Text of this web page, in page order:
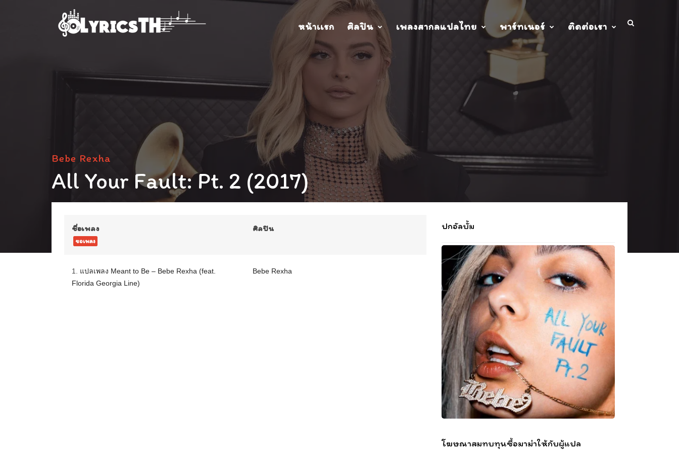
หน้าเเรก ศิลปิน เพลงสากลแปลไทย พาร์ทเนอร์ ติดต่อเรา
Bebe Rexha
All Your Fault: Pt. 2 (2017)
ชื่อเพลง
ขอเพลง
ศิลปิน
1. แปลเพลง Meant to Be – Bebe Rexha (feat.
Florida Georgia Line)
Bebe Rexha
ปกอัลบั้ม
โฆษณาสมทบทุนซื้อมาม่าให้กับผู้แปล